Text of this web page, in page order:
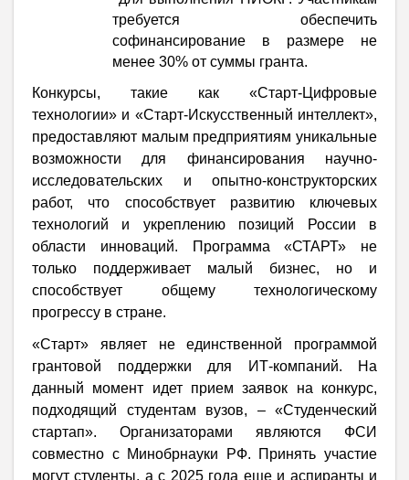
требуется обеспечить
софинансирование в размере не
менее 30% от суммы гранта.
Конкурсы, такие как «Старт-Цифровые
технологии» и «Старт-Искусственный интеллект»,
предоставляют малым предприятиям уникальные
возможности для финансирования научно-
исследовательских и опытно-конструкторских
работ, что способствует развитию ключевых
технологий и укреплению позиций России в
области инноваций. Программа «СТАРТ» не
только поддерживает малый бизнес, но и
способствует общему технологическому
прогрессу в стране.
«Старт» являет не единственной программой
грантовой поддержки для ИТ-компаний. На
данный момент идет прием заявок на конкурс,
подходящий студентам вузов, – «Студенческий
стартап». Организаторами являются ФСИ
совместно с Минобрнауки РФ. Принять участие
могут студенты, а с 2025 года еще и аспиранты и